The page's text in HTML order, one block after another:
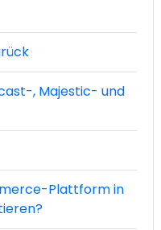
, Majestic- und
Plattform in